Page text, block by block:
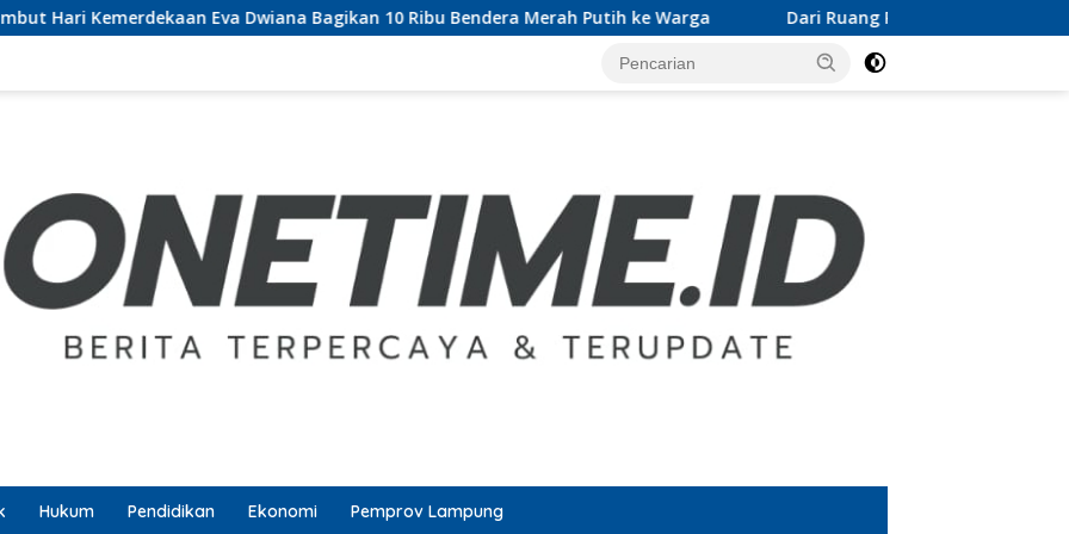
Eva Dwiana Bagikan 10 Ribu Bendera Merah Putih ke Warga Dari Ruang Rektor ke Gerakan Pramuka, Wan
Hukum Pendidikan Ekonomi Pemprov Lampung